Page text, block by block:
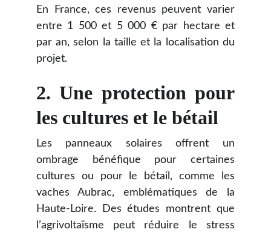
En France, ces revenus peuvent varier
entre 1 500 et 5 000 € par hectare et
par an, selon la taille et la localisation du
projet.
2.Une protection pour
les cultures et le bétail
Les panneaux solaires offrent un
ombrage bénéfique pour certaines
cultures ou pour le bétail, comme les
vaches Aubrac, emblématiques de la
Haute-Loire. Des études montrent que
l’agrivoltaïsme peut réduire le stress